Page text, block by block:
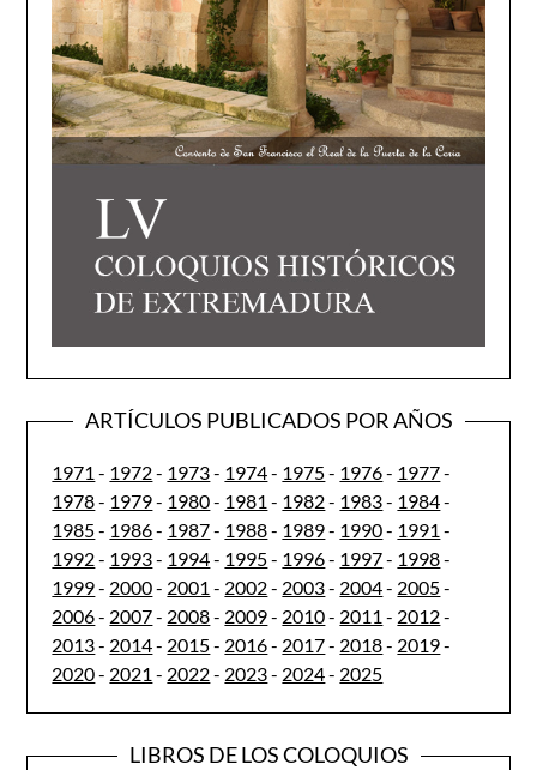
ARTÍCULOS PUBLICADOS POR AÑOS
1971 - 1972- 1973- 1974- 1975- 1976- 1977-
1978- 1979- 1980- 1981 - 1982- 1983- 1984-
1985- 1986- 1987- 1988- 1989- 1990- 1991 -
1992- 1993- 1994- 1995- 1996- 1997- 1998-
1999- 2000- 2001 - 2002- 2003- 2004- 2005-
2006- 2007- 2008- 2009- 2010- 2011 - 2012-
2013- 2014- 2015- 2016- 2017- 2018- 2019-
2020- 2021 - 2022- 2023- 2024- 2025
LIBROS DE LOS COLOQUIOS